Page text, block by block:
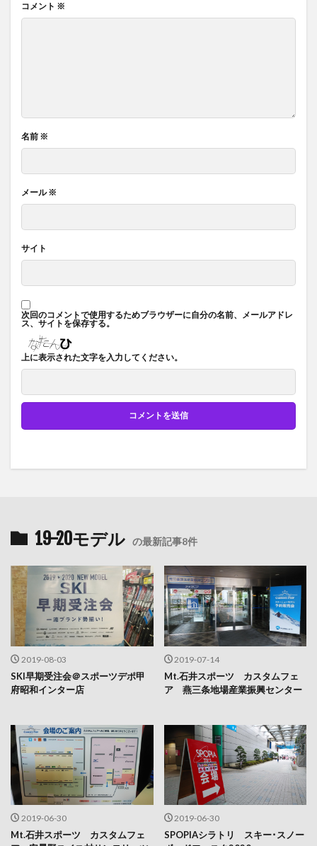
コメント ※
名前 ※
メール※
サイト
次回のコメントで使用するためブラウザーに自分の名前、メールアドレ
ス、サイトを保存する。
上に表示された文字を入力してください。
19-20モデル の最新記事8件
2019-08-03
SKI早期受注会＠スポーツデポ甲
府昭和インター店
2019-07-14
Mt.石井スポーツ カスタムフェ
ア 燕三条地場産業振興センター
2019-06-30
Mt.石井スポーツ カスタムフェ
2019-06-30
SPOPIAシラトリ スキー･スノー